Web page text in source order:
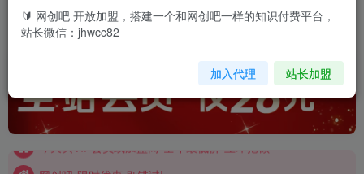
今天买VIP会员或加盟商-全年最低价-立即抢额
网创吧-限时优惠 别错过!
今天买VIP会员或加盟商-全年最低价-立即抢额
🔰 网创吧 开放加盟，搭建一个和网创吧一样的知识付费平台，
站长微信：jhwcc82
加入代理 站长加盟